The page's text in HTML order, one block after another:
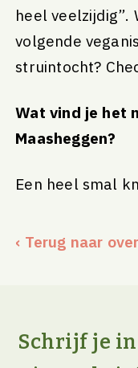
heel veelzijdig”.
volgende
struintocht?
Wat vind je het
Maasheggen?
Een heel smal
‹ Terug naar
Schrijf je